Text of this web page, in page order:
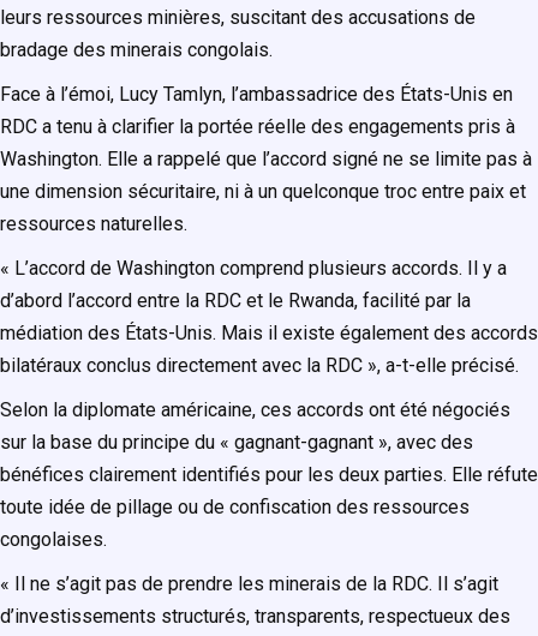
leurs ressources minières, suscitant des accusations de
bradage des minerais congolais.
Face à l’émoi, Lucy Tamlyn, l’ambassadrice des États-Unis en
RDC a tenu à clarifier la portée réelle des engagements pris à
Washington. Elle a rappelé que l’accord signé ne se limite pas à
une dimension sécuritaire, ni à un quelconque troc entre paix et
ressources naturelles.
« L’accord de Washington comprend plusieurs accords. Il y a
d’abord l’accord entre la RDC et le Rwanda, facilité par la
médiation des États-Unis. Mais il existe également des accords
bilatéraux conclus directement avec la RDC », a-t-elle précisé.
Selon la diplomate américaine, ces accords ont été négociés
sur la base du principe du « gagnant-gagnant », avec des
bénéfices clairement identifiés pour les deux parties. Elle réfute
toute idée de pillage ou de confiscation des ressources
congolaises.
« Il ne s’agit pas de prendre les minerais de la RDC. Il s’agit
d’investissements structurés, transparents, respectueux des